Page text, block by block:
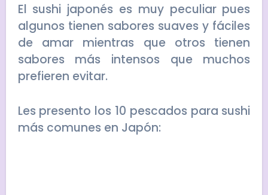
El sushi japonés es muy peculiar pues
algunos tienen sabores suaves y fáciles
de amar mientras que otros tienen
sabores más intensos que muchos
prefieren evitar.
Les presento los 10 pescados para sushi
más comunes en Japón: